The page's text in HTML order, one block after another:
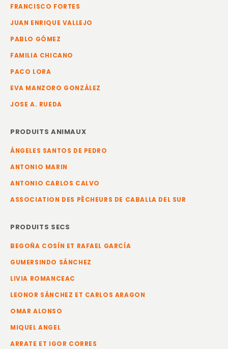
FRANCISCO FORTES
JUAN ENRIQUE VALLEJO
PABLO GÓMEZ
FAMILIA CHICANO
PACO LORA
EVA MANZORO GONZÁLEZ
JOSE A. RUEDA
PRODUITS ANIMAUX
ÁNGELES SANTOS DE PEDRO
ANTONIO MARIN
ANTONIO CARLOS CALVO
ASSOCIATION DES PÊCHEURS DE CABALLA DEL SUR
PRODUITS SECS
BEGOÑA COSÍN ET RAFAEL GARCÍA
GUMERSINDO SÁNCHEZ
LIVIA ROMANCEAC
LEONOR SÁNCHEZ ET CARLOS ARAGON
OMAR ALONSO
MIQUEL ANGEL
ARRATE ET IGOR CORRES